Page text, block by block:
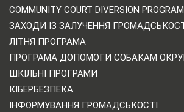
COMMUNITY COURT DIVERSION PROGRAM
ЗАХОДИ ІЗ ЗАЛУЧЕННЯ
ЛІТНЯ ПРОГРАМА
ПРОГРАМА ДОПОМОГИ СОБАКАМ
ШКІЛЬНІ ПРОГРАМИ
КІБЕРБЕЗПЕКА
ІНФОРМУВАННЯ ГРОМАДСЬКОСТІ